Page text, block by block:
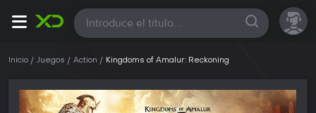
Todas
Inicio Juegos Action Kingdoms of Amalur: Reckoning